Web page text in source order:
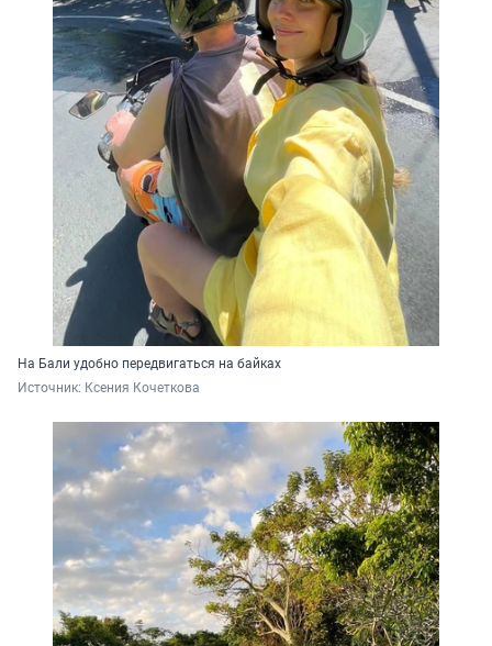
На Бали удобно передвигаться на байках
Источник: Ксения Кочеткова